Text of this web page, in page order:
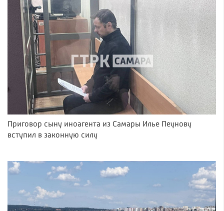
Приговор сыну иноагента из Самары Илье Пеунову
вступил в законную силу